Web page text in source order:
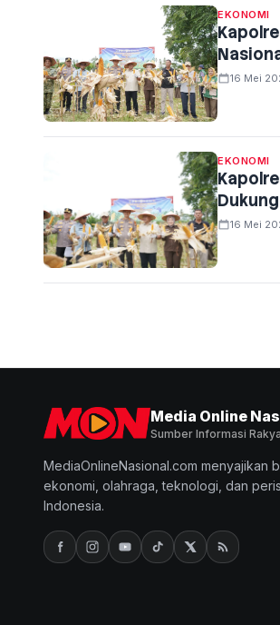
EKONOMI
16 Mei
EKONOMI
16 Mei
Media Online
Sumber Informasi
MediaOnlineNasional.com menyajikan
ekonomi, olahraga, teknologi, dan
Indonesia.